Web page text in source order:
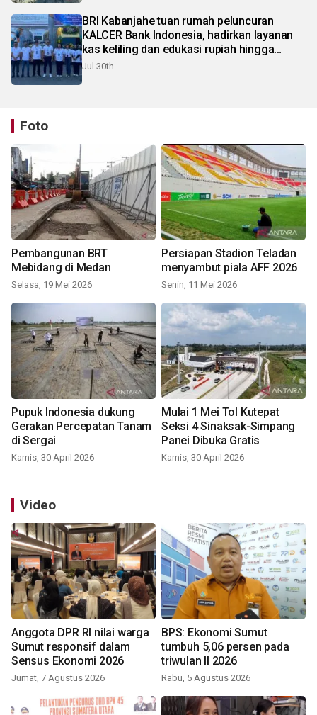
BRI Kabanjahe tuan rumah peluncuran
KALCER Bank Indonesia, hadirkan layanan
kas keliling dan edukasi rupiah hingga
pelosok Karo
Jul 30th
Foto
Pembangunan BRT
Mebidang di Medan
Selasa, 19 Mei 2026
Persiapan Stadion Teladan
menyambut piala AFF 2026
Senin, 11 Mei 2026
Pupuk Indonesia dukung
Gerakan Percepatan Tanam
di Sergai
Kamis, 30 April 2026
Mulai 1 Mei Tol Kutepat
Seksi 4 Sinaksak-Simpang
Panei Dibuka Gratis
Kamis, 30 April 2026
Video
Anggota DPR RI nilai warga
Sumut responsif dalam
Sensus Ekonomi 2026
Jumat, 7 Agustus 2026
BPS: Ekonomi Sumut
tumbuh 5,06 persen pada
triwulan II 2026
Rabu, 5 Agustus 2026